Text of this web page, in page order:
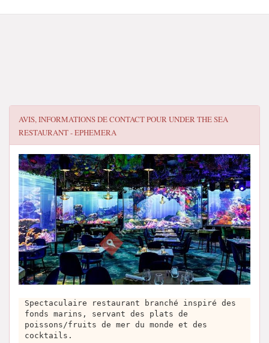
AVIS, INFORMATIONS DE CONTACT POURUNDER THE SEA
RESTAURANT - EPHEMERA
Spectaculaire restaurant branché inspiré des
fonds marins, servant des plats de
poissons/fruits de mer du monde et des
cocktails.